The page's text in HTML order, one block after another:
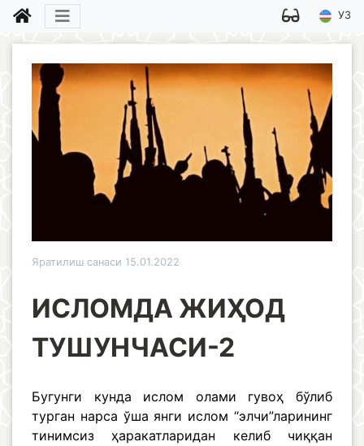
УЗ
Яратилиш санаси 15.01.2022
ИСЛОМДА ЖИҲОД
ТУШУНЧАСИ-2
Бугунги кунда ислом олами гувоҳ бўлиб
турган нарса ўша янги ислом “элчи”ларининг
тинимсиз ҳаракатларидан келиб чиққан